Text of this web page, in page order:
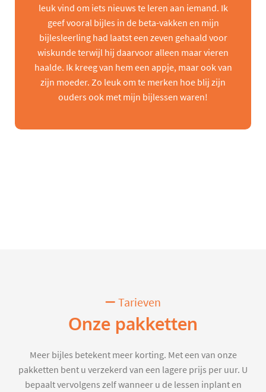
leuk vind om iets nieuws te leren aan iemand. Ik
geef vooral bijles in de beta-vakken en mijn
bijlesleerling had laatst een zeven gehaald voor
wiskunde terwijl hij daarvoor alleen maar vieren
haalde. Ik kreeg van hem een appje, maar ook van
zijn moeder. Zo leuk om te merken hoe blij zijn
ouders ook met mijn bijlessen waren!
Tarieven
Onze pakketten
Meer bijles betekent meer korting. Met een van onze
pakketten bent u verzekerd van een lagere prijs per uur. U
bepaalt vervolgens zelf wanneer u de lessen inplant en